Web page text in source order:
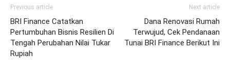
Previous article
BRI Finance Catatkan
Pertumbuhan Bisnis Resilien Di
Tengah Perubahan Nilai Tukar
Rupiah
Next article
Dana Renovasi Rumah
Terwujud, Cek Pendanaan
Tunai BRI Finance Berikut Ini